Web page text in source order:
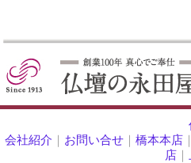
会社紹介 ｜ お問い合せ｜ 橋本本店
店 ｜